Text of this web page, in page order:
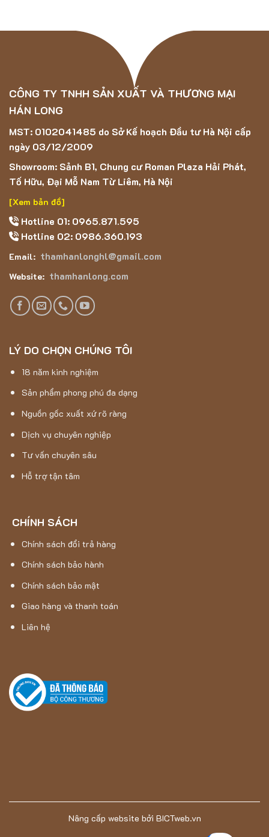
CÔNG TY TNHH SẢN XUẤT VÀ THƯƠNG MẠI
HÁN LONG
MST: 0102041485 do Sở Kế hoạch Đầu tư Hà Nội cấp
ngày 03/12/2009
Showroom: Sảnh B1, Chung cư Roman Plaza Hải Phát,
Tố Hữu, Đại Mỗ Nam Từ Liêm, Hà Nội
[Xem bản đồ]
Hotline 01: 0965.871.595
Hotline 02: 0986.360.193
Email: thamhanlonghl@gmail.com
Website: thamhanlong.com
LÝ DO CHỌN CHÚNG TÔI
18 năm kinh nghiệm
Sản phẩm phong phú đa dạng
Nguồn gốc xuất xứ rõ ràng
Dịch vụ chuyên nghiệp
Tư vấn chuyên sâu
Hỗ trợ tận tâm
CHÍNH SÁCH
Chính sách đổi trả hàng
Chính sách bảo hành
Chính sách bảo mật
Giao hàng và thanh toán
Liên hệ
Nâng cấp website bởi BICTweb.vn